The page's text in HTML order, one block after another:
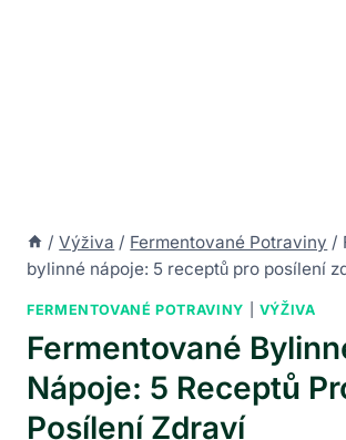
/ Výživa / Fermentované Potraviny /
bylinné nápoje: 5 receptů pro posílení
FERMENTOVANÉ POTRAVINY VÝŽIVA
Fermentované
Nápoje: 5 Receptů
Posílení Zdraví